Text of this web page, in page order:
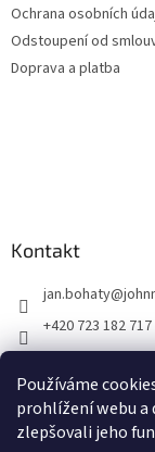
Používáme
prohlížení webu a
zlepšovali jeho
Ochrana osobních
Odstoupení od
Doprava a platba
Kontakt
jan.bohaty@
+420 723 182 717
Johnny Coffee